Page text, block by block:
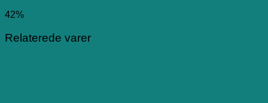
42%
Relaterede varer